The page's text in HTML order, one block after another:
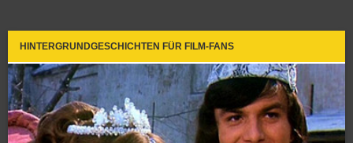
HINTERGRUNDGESCHICHTEN FÜR FILM-FANS